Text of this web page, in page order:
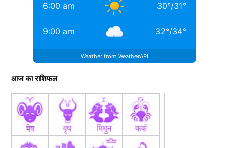
6:00 am 30°/31°
9:00 am 32°/34°
Weather from WeatherAPI
आज का राशिफल